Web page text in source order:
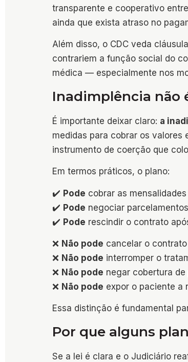
transparente e cooperativo
ainda que exista atraso no
Além disso, o CDC veda
contrariem a função social do
médica — especialmente nos
Inadimplência não
É importante deixar claro: a
medidas para cobrar os valores
instrumento de coerção que
Em termos práticos, o plano:
✔️ Pode cobrar as
✔️ Pode negociar
✔️ Pode rescindir o contrato
❌ Não pode cancelar o
❌ Não pode interromper o
❌ Não pode negar cobertura
❌ Não pode expor o paciente a
Essa distinção é fundamental
Por que alguns
Se a lei é clara e o Judiciário